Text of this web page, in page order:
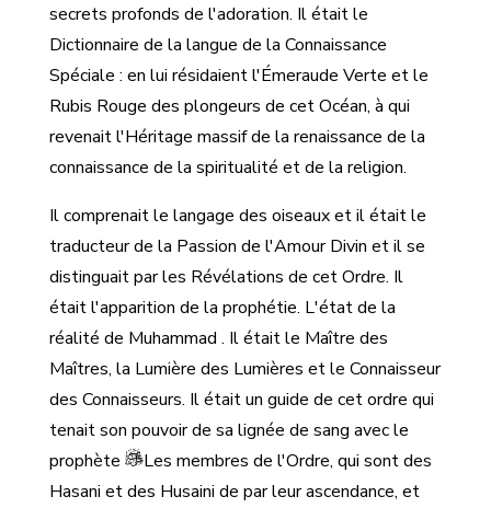
secrets profonds de l'adoration. Il était le
Dictionnaire de la langue de la Connaissance
Spéciale : en lui résidaient l'Émeraude Verte et le
Rubis Rouge des plongeurs de cet Océan, à qui
revenait l'Héritage massif de la renaissance de la
connaissance de la spiritualité et de la religion.
Il comprenait le langage des oiseaux et il était le
traducteur de la Passion de l'Amour Divin et il se
distinguait par les Révélations de cet Ordre. Il
était l'apparition de la prophétie. L'état de la
réalité de Muhammad . Il était le Maître des
Maîtres, la Lumière des Lumières et le Connaisseur
des Connaisseurs. Il était un guide de cet ordre qui
tenait son pouvoir de sa lignée de sang avec le
prophète
Les membres de l'Ordre, qui sont des
Hasani et des Husaini de par leur ascendance, et